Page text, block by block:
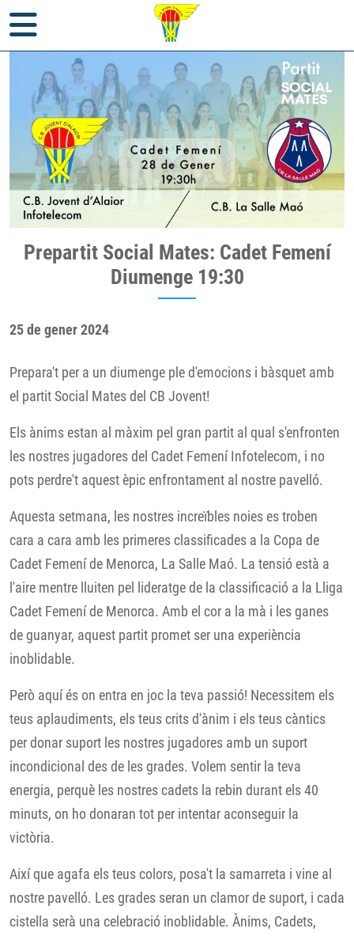
19:30
Prepartit Social Mates: Cadet Femení
Diumenge 19:30
25 de gener 2024
Prepara't per a un diumenge ple d'emocions i bàsquet amb
el partit Social Mates del CB Jovent!
Els ànims estan al màxim pel gran partit al qual s'enfronten
les nostres jugadores del Cadet Femení Infotelecom, i no
pots perdre't aquest èpic enfrontament al nostre pavelló.
Aquesta setmana, les nostres increïbles noies es troben
cara a cara amb les primeres classificades a la Copa de
Cadet Femení de Menorca, La Salle Maó. La tensió està a
l'aire mentre lluiten pel lideratge de la classificació a la Lliga
Cadet Femení de Menorca. Amb el cor a la mà i les ganes
de guanyar, aquest partit promet ser una experiència
inoblidable.
Però aquí és on entra en joc la teva passió! Necessitem els
teus aplaudiments, els teus crits d'ànim i els teus càntics
per donar suport les nostres jugadores amb un suport
incondicional des de les grades. Volem sentir la teva
energia, perquè les nostres cadets la rebin durant els 40
minuts, on ho donaran tot per intentar aconseguir la
victòria.
Així que agafa els teus colors, posa't la samarreta i vine al
nostre pavelló. Les grades seran un clamor de suport, i cada
cistella serà una celebració inoblidable. Ànims, Cadets,